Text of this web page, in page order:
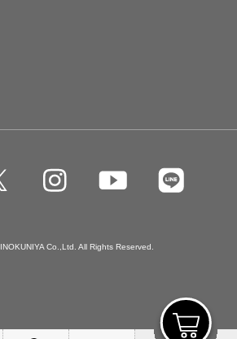
Co.,Ltd. All Rights Reserved.